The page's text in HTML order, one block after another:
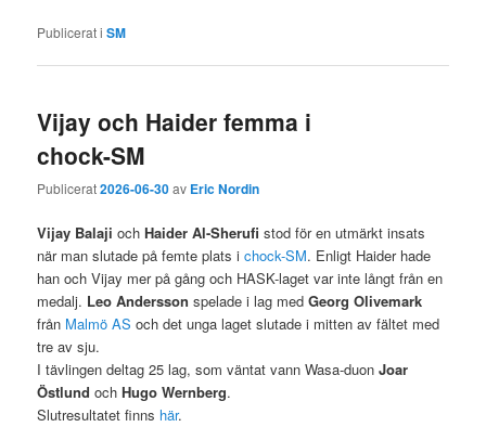
Publicerat i SM
Vijay och Haider femma i
chock-SM
Publicerat2026-06-30av Eric Nordin
Vijay Balaji ochHaider Al-Sherufistod för en utmärkt insats
när man slutade på femte plats ichock-SM. Enligt Haider hade
han och Vijay mer på gång och HASK-laget var inte långt från en
medalj. Leo Andersson spelade i lag medGeorg Olivemark
från Malmö AS och det unga laget slutade i mitten av fältet med
tre av sju.
I tävlingen deltag 25 lag, som väntat vann Wasa-duonJoar
Östlund ochHugo Wernberg.
Slutresultatet finns här.